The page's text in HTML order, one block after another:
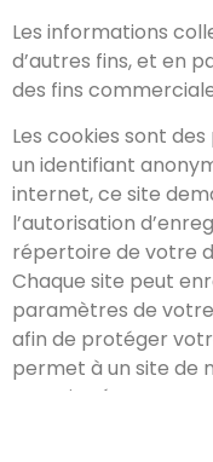
Les informations
d’autres fins, et en
des fins
Les cookies sont
un identifiant
internet, ce site
l’autorisation
répertoire de votre
Chaque site peut
paramètres de
afin de protéger
permet à un site de
enregistré, et pas